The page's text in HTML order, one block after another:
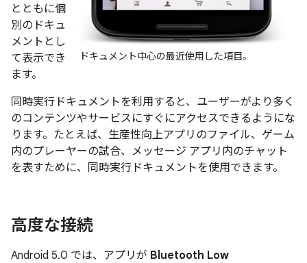
ドキュメント中心の最近使用した項目。
とともに個
別のドキュ
メントとし
て表示でき
ます。
同時実行ドキュメントを利用すると、ユーザーがより多く
のコンテンツやサービスにすぐにアクセスできるようにな
ります。たとえば、生産性向上アプリのファイル、ゲーム
内のプレーヤーの試合、メッセージ アプリ内のチャット
を表すために、同時実行ドキュメントを使用できます。
高度な接続
Android 5.0 では、アプリが Bluetooth Low